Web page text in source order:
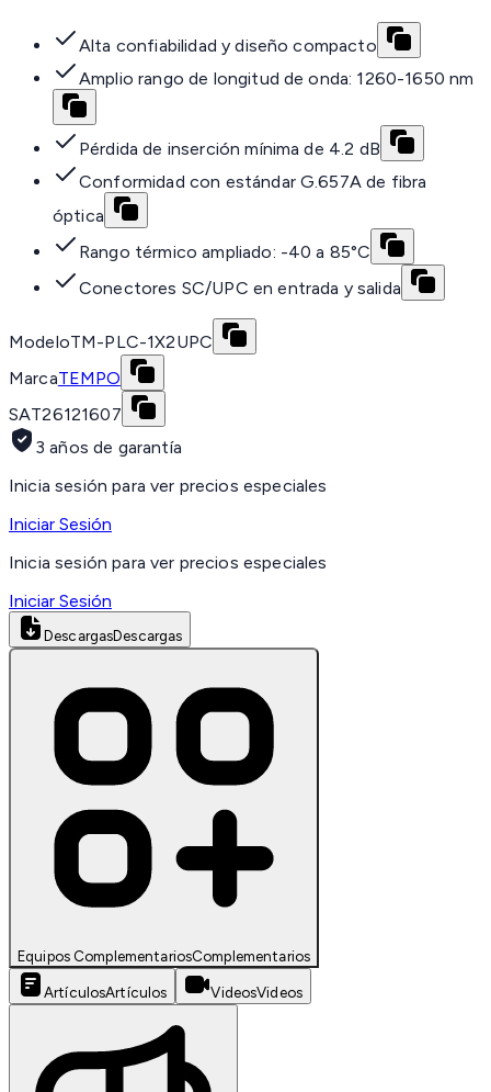
Alta confiabilidad y diseño compacto
Amplio rango de longitud de onda: 1260-1650 nm
Pérdida de inserción mínima de 4.2 dB
Conformidad con estándar G.657A de fibra
óptica
Rango térmico ampliado: -40 a 85°C
Conectores SC/UPC en entrada y salida
ModeloTM-PLC-1X2UPC
MarcaTEMPO
SAT26121607
3 años de garantía
Inicia sesión para ver precios especiales
Iniciar Sesión
Inicia sesión para ver precios especiales
Iniciar Sesión
DescargasDescargas
Equipos ComplementariosComplementarios
ArtículosArtículos VideosVideos